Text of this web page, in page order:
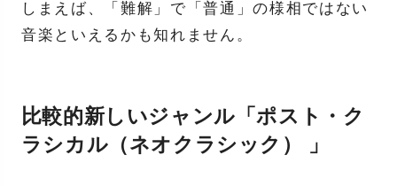
しまえば、「難解」で「普通」の様相ではない
音楽といえるかも知れません。
比較的新しいジャンル「ポスト・ク
ラシカル（ネオクラシック） 」